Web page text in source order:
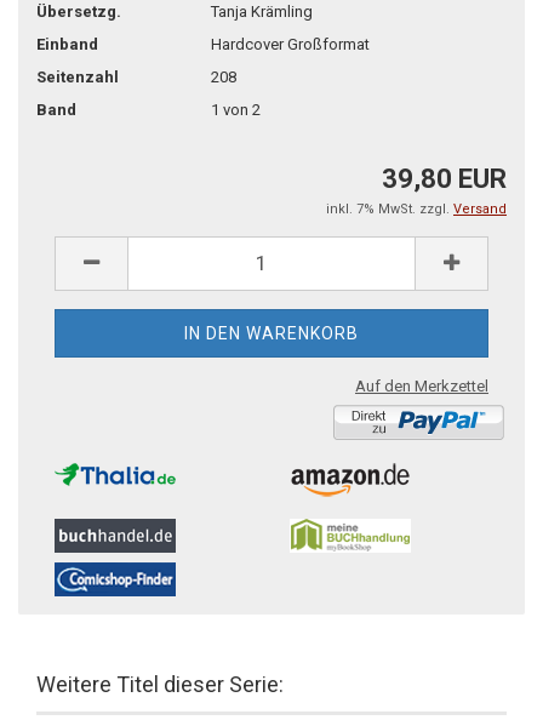
Übersetzg.
Tanja Krämling
Einband
Hardcover Großformat
Seitenzahl
208
Band
1 von 2
39,80 EUR
inkl. 7% MwSt. zzgl. Versand
Auf den Merkzettel
Weitere Titel dieser Serie: